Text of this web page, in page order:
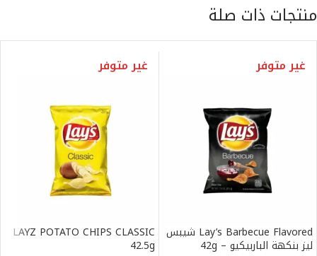
منتجات ذات صلة
غير متوفر
Lay’s Barbecue Flavored شيبس
ليز بنكهة الباربيكيو – 42g
غير متوفر
LAYZ POTATO CHIPS CLASSIC
42.5g